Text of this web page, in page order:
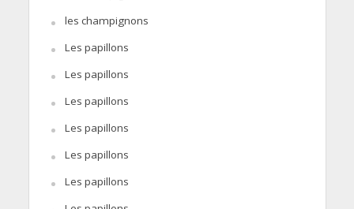
les champignons
Les papillons
Les papillons
Les papillons
Les papillons
Les papillons
Les papillons